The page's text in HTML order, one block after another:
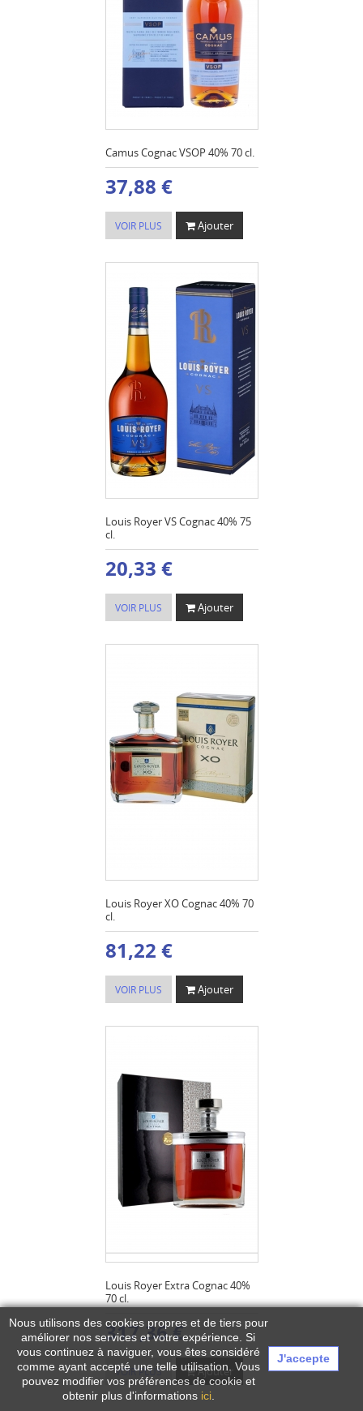
Camus Cognac VSOP 40% 70 cl.
37,88 €
VOIR PLUS Ajouter
Louis Royer VS Cognac 40% 75
cl.
20,33 €
VOIR PLUS Ajouter
Louis Royer XO Cognac 40% 70
cl.
81,22 €
VOIR PLUS Ajouter
Louis Royer Extra Cognac 40%
70 cl.
317,36 €
VOIR PLUS Ajouter
Nous utilisons des cookies propres et de tiers pour
améliorer nos services et votre expérience. Si
vous continuez à naviguer, vous êtes considéré
comme ayant accepté une telle utilisation. Vous
pouvez modifier vos préférences de cookie et
obtenir plus d'informations ici.
J'accepte